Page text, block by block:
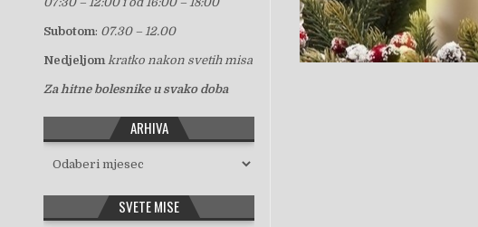
Subotom: 07.30 – 12.00
Nedjeljom kratko nakon svetih misa
Za hitne bolesnike u svako doba
ARHIVA
Arhiva
SVETE MISE